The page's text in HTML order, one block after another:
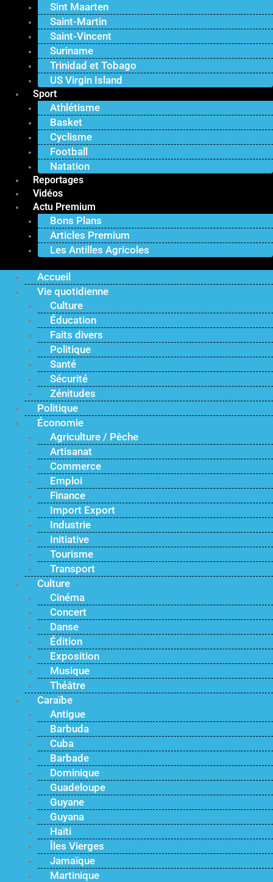
Sint Maarten
Saint-Martin
Saint-Vincent
Suriname
Trinidad et Tobago
US Virgin Island
Sport
Athlétisme
Basket
Cyclisme
Football
Natation
Reportages
Vidéos
Actu Premium
Bons Plans
Articles Premium
Les Antilles Agricoles
Accueil
Vie quotidienne
Culture
Éducation
Faits divers
Politique
Santé
Sécurité
Zénitudes
Politique
Économie
Agriculture / Pêche
Artisanat
Commerce
Emploi
Finance
Import Export
Industrie
Initiative
Tourisme
Transport
Culture
Cinéma
Concert
Danse
Édition
Exposition
Musique
Théâtre
Caraïbe
Antigue
Barbuda
Cuba
Barbade
Dominique
Guadeloupe
Guyane
Guyana
Haïti
Îles Vierges
Jamaïque
Martinique